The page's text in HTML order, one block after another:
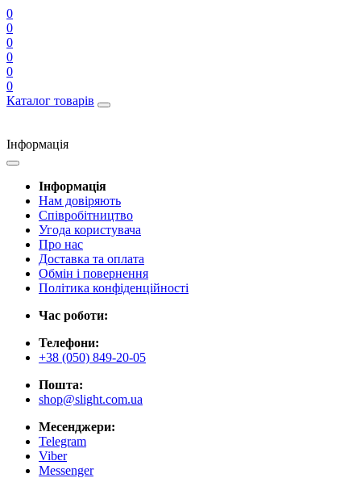
0
0
0
0
0
0
Каталог товарів
Інформація
Інформація
Нам довіряють
Співробітництво
Угода користувача
Про нас
Доставка та оплата
Обмін і повернення
Політика конфіденційності
Час роботи:
Телефони:
+38 (050) 849-20-05
Пошта:
shop@slight.com.ua
Месенджери:
Telegram
Viber
Messenger